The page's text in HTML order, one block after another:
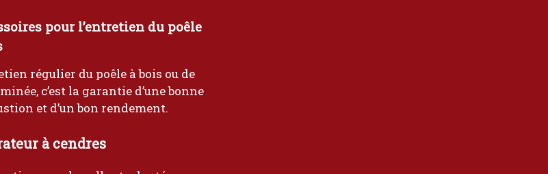
pour l’entretien du poêle
régulier du poêle à bois ou de
c’est la garantie d’une bonne
et d’un bon rendement.
à cendres